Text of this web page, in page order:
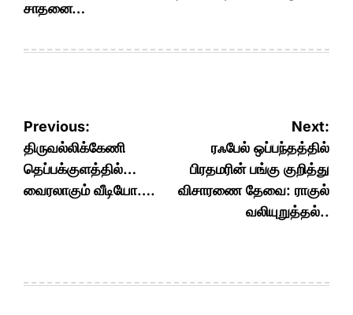
சாதனை…
Post
navigation
Previous:
திருவல்லிக்கேணி
தெப்பக்குளத்தில்…
வைரலாகும் வீடியோ….
Next:
ரஃபேல் ஒப்பந்தத்தில்
பிரதமரின் பங்கு குறித்து
விசாரணை தேவை: ராகுல்
வலியுறுத்தல்..